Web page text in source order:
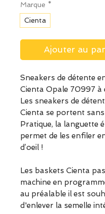
Marque *
Cienta
Ajouter au
Sneakers de détente
Cienta Opale 70997 à
Les sneakers de
Cienta se portent
Pratique, la languette
permet de les enfiler
d’oeil !
Les baskets Cienta
machine en
au préalable il est
d'enlever la semelle